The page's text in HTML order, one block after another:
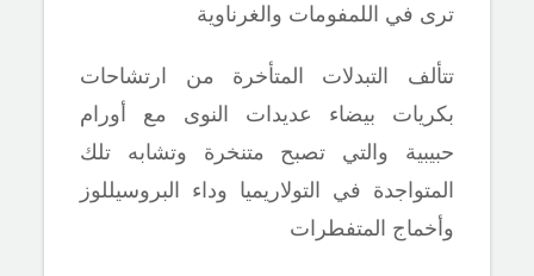
ترى في اللمفومات والغرناوية
تتألف التبدلات المتأخرة من ارتشاحات
بكريات بيضاء عديدات النوى مع أورام
حبيبية والتي تصبح متنخرة وتشابه تلك
المتواجدة في التولاريميا وداء البروسيللوز
وأخماج المتفطرات